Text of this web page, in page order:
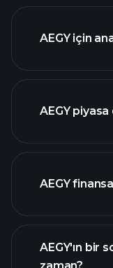
AEGY grafik
AEGY için
AEGY
AEGY
AEGY
AEGY'ın bir